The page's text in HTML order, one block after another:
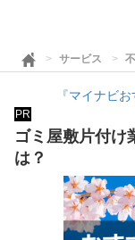
サービス
『マイナビ
PR
ゴミ屋敷片付け
は？